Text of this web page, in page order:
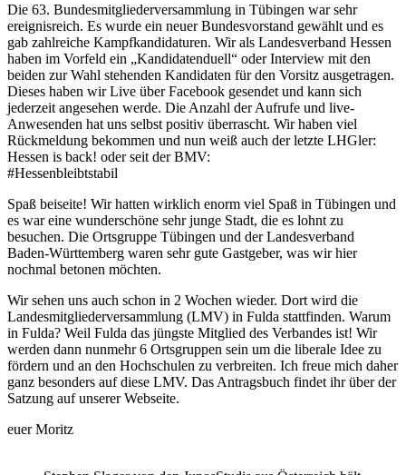
Die 63. Bundesmitgliederversammlung in Tübingen war sehr
ereignisreich. Es wurde ein neuer Bundesvorstand gewählt und es
gab zahlreiche Kampfkandidaturen. Wir als Landesverband Hessen
haben im Vorfeld ein „Kandidatenduell“ oder Interview mit den
beiden zur Wahl stehenden Kandidaten für den Vorsitz ausgetragen.
Dieses haben wir Live über Facebook gesendet und kann sich
jederzeit angesehen werde. Die Anzahl der Aufrufe und live-
Anwesenden hat uns selbst positiv überrascht. Wir haben viel
Rückmeldung bekommen und nun weiß auch der letzte LHGler:
Hessen is back! oder seit der BMV:
#Hessenbleibtstabil
Spaß beiseite! Wir hatten wirklich enorm viel Spaß in Tübingen und
es war eine wunderschöne sehr junge Stadt, die es lohnt zu
besuchen. Die Ortsgruppe Tübingen und der Landesverband
Baden-Württemberg waren sehr gute Gastgeber, was wir hier
nochmal betonen möchten.
Wir sehen uns auch schon in 2 Wochen wieder. Dort wird die
Landesmitgliederversammlung (LMV) in Fulda stattfinden. Warum
in Fulda? Weil Fulda das jüngste Mitglied des Verbandes ist! Wir
werden dann nunmehr 6 Ortsgruppen sein um die liberale Idee zu
fördern und an den Hochschulen zu verbreiten. Ich freue mich daher
ganz besonders auf diese LMV. Das Antragsbuch findet ihr über der
Satzung auf unserer Webseite.
euer Moritz